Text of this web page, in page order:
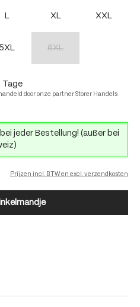
L XL XXL
5XL 6XL
Tage
door onze partner Storer Handels
jeder Bestellung! (außer bei
Prijzen incl. BTW en excl. verzendkosten